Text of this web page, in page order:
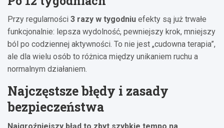
Przy regularności 3 razy w tygodniu efekty są już trwałe
funkcjonalnie: lepsza wydolność, pewniejszy krok, mniejszy
ból po codziennej aktywności. To nie jest „cudowna terapia”,
ale dla wielu osób to różnica między unikaniem ruchu a
normalnym działaniem.
Najczęstsze błędy i zasady
bezpieczeństwa